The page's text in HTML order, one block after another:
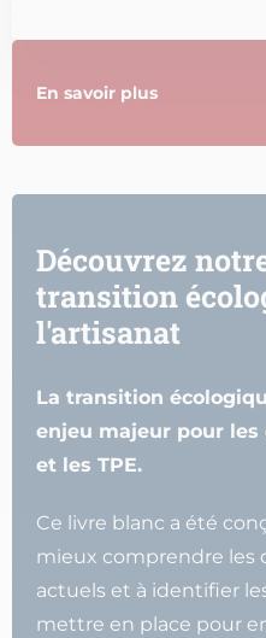
En savoir plus
Découvrez
transition
l'artisanat
La transition
enjeu majeur pour
et les TPE.
Ce livre blanc a été
mieux comprendre les
actuels et à identifier
mettre en place pour